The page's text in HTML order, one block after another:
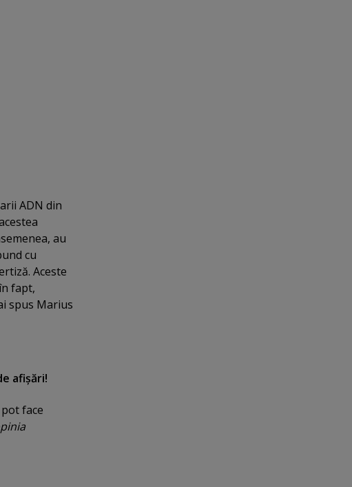
ADN din
au
cu
Aceste
fapt,
spus Marius
afişări!
face